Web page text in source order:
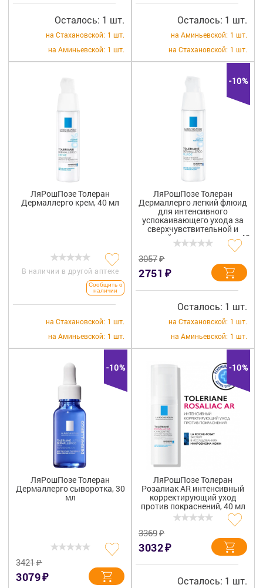
Осталось: 1 шт.
на Стахановской: 1 шт.
на Аминьевской: 1 шт.
Осталось: 1 шт.
на Аминьевской: 1 шт.
на Стахановской: 1 шт.
ЛяРошПозе Толеран
Дермаллерго крем, 40 мл
В наличии в другой аптеке
Сообщить о
наличии
на Стахановской: 1 шт.
на Аминьевской: 1 шт.
-10%
ЛяРошПозе Толеран
Дермаллерго легкий флюид
для интенсивного
успокаивающего ухода за
сверхчувствительной и
склонной к аллергии кожи, 40
мл
3057₽
2751 ₽
Осталось: 1 шт.
на Стахановской: 1 шт.
на Аминьевской: 1 шт.
-10%
ЛяРошПозе Толеран
Дермаллерго сыворотка, 30
мл
3421₽
3079₽
-10%
ЛяРошПозе Толеран
Розалиак AR интенсивный
корректирующий уход
против покраснений, 40 мл
3369₽
3032₽
Осталось: 1 шт.